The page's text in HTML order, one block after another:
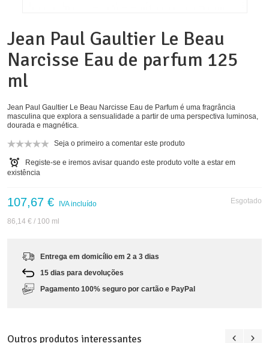
Jean Paul Gaultier Le Beau
Narcisse Eau de parfum 125
ml
Jean Paul Gaultier Le Beau Narcisse Eau de Parfum é uma fragrância
masculina que explora a sensualidade a partir de uma perspectiva luminosa,
dourada e magnética.
Seja o primeiro a comentar este produto
Registe-se e iremos avisar quando este produto volte a estar em
existência
Esgotado
107,67 € IVA incluído
86,14 € / 100 ml
Entrega em domicílio em 2 a 3 dias
15 dias para devoluções
Pagamento 100% seguro por cartão e PayPal
Outros produtos interessantes